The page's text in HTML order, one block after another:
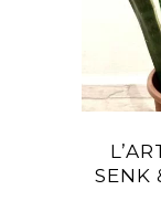
SENK